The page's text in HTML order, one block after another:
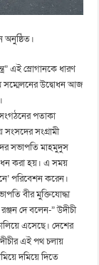
অনুষ্ঠিত।
এই স্লোগানকে ধারণ
সম্মেলনের উদ্বোধন আজ
পতাকা
সংসদের সংগ্রামী
সভাপতি মাহমুদুস
করা হয়। এ সময়
পরিবেশন করেন।
বীর মুক্তিযোদ্ধা
দে বলেন-” উদীচী
এসেছে। দেশের
এই পথ চলায়
দমিয়ে দিতে